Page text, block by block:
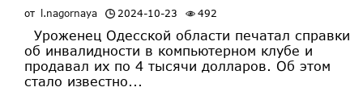
от l.nagornaya 2024-10-23 492
Уроженец Одесской области печатал справки
об инвалидности в компьютерном клубе и
продавал их по 4 тысячи долларов. Об этом
стало известно...